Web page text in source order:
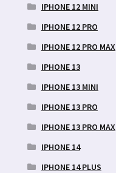
IPHONE 12 MINI
IPHONE 12 PRO
IPHONE 12 PRO MAX
IPHONE 13
IPHONE 13 MINI
IPHONE 13 PRO
IPHONE 13 PRO MAX
IPHONE 14
IPHONE 14 PLUS